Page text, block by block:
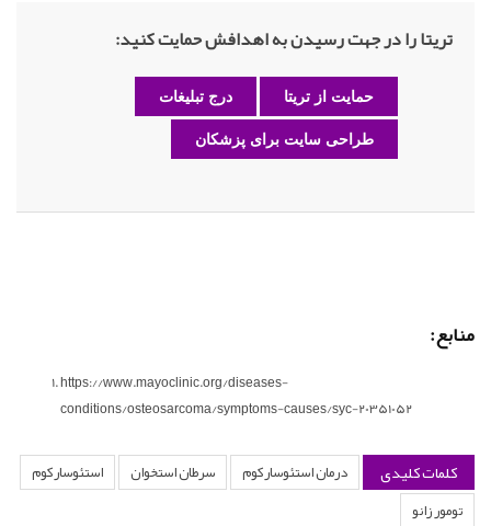
تریتا را در جهت رسیدن به اهدافش حمایت کنید:
حمایت از تریتا درج تبلیغات
طراحی سایت برای پزشکان
منابع:
https://www.mayoclinic.org/diseases-
conditions/osteosarcoma/symptoms-causes/syc-20351052
کلمات کلیدی درمان استئوسارکوم سرطان استخوان
استئوسارکوم
تومور زانو